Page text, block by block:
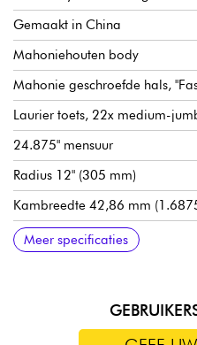
Gemaakt in China
Mahoniehouten body
Mahonie geschroefde hals,
Laurier toets, 22x medium-
24.875" mensuur
Radius 12" (305 mm)
Kambreedte 42,86 mm
Gretsch HotWire™ High
met dubbele windingen
Hoofdvolume
Hoofdtoon
Gretsch gecompenseerde
Gretsch gesloten oliebad
Hoogglans lak
Meer specificaties